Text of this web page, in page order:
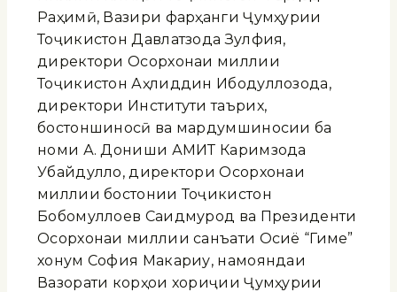
Раҳимӣ, Вазири фарҳанги Ҷумҳурии
Тоҷикистон Давлатзода Зулфия,
директори Осорхонаи миллии
Тоҷикистон Аҳлиддин Ибодуллозода,
директори Институти таърих,
бостоншиносӣ ва мардумшиносии ба
номи А. Дониши АМИТ Каримзода
Убайдулло, директори Осорхонаи
миллии бостонии Тоҷикистон
Бобомуллоев Саидмурод ва Президенти
Осорхонаи миллии санъати Осиё “Гиме”
хонум София Макариу, намояндаи
Вазорати корҳои хориҷии Ҷумҳурии